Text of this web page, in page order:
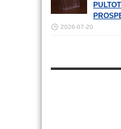
2026-07-20